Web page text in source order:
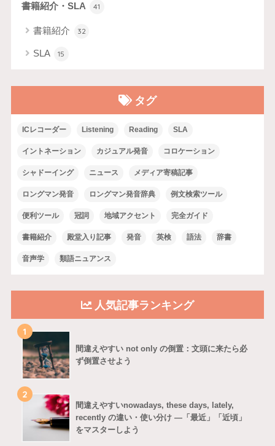
書籍紹介・SLA 41
書籍紹介 32
SLA 15
タグ
ICレコーダー Listening Reading SLA
イントネーション カジュアル発音 コロケーション
シャドーイング ニュース メディア寄稿記事
ロングマン発音 ロングマン発音辞典 例文検索ツール
便利ツール 冠詞 地域アクセント 完全ガイド
書籍紹介 殿堂入り記事 発音 英検 語法 辞書
音声学 類語ニュアンス
人気記事ランキング
1
間違えやすい not only の倒置：文頭に来たら必
ず倒置させよう
2
間違えやすいnowadays, these days, lately,
recently の違い・使い分け ―「最近」「近頃」
をマスターしよう